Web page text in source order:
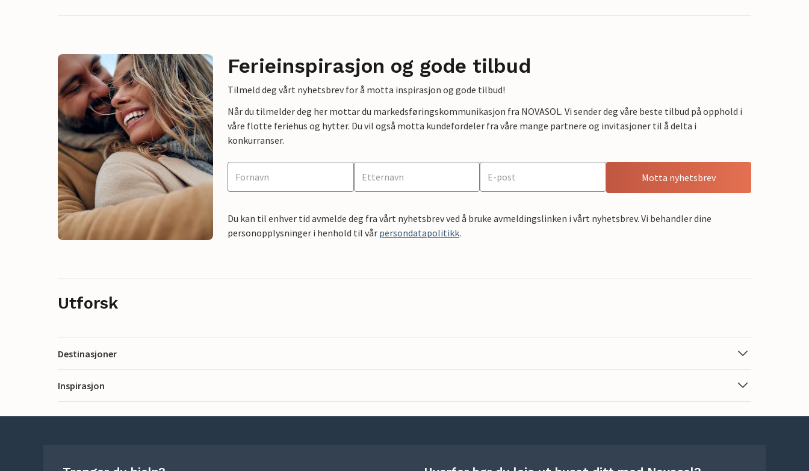
Ferieinspirasjon og gode tilbud
Tilmeld deg vårt nyhetsbrev for å motta inspirasjon og gode tilbud!
Når du tilmelder deg her mottar du markedsføringskommunikasjon fra NOVASOL. Vi sender deg våre beste tilbud på opphold i
våre flotte feriehus og hytter. Du vil også motta kundefordeler fra våre mange partnere og invitasjoner til å delta i
konkurranser.
Motta nyhetsbrev
Du kan til enhver tid avmelde deg fra vårt nyhetsbrev ved å bruke avmeldingslinken i vårt nyhetsbrev. Vi behandler dine
personopplysninger i henhold til vår persondatapolitikk.
Utforsk
Destinasjoner
Inspirasjon